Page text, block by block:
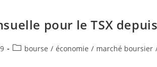
pour le TSX
Postbourse / économie / marché boursier